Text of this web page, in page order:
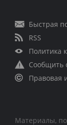
Быстрая
RSS
Политика
Сообщить
Правовая
Материалы,